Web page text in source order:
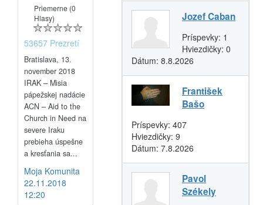
Priemerne (0
Hlasy)
53657 Prezretí
Bratislava, 13.
november 2018
IRAK – Misia
pápežskej nadácie
ACN – Aid to the
Church in Need na
severe Iraku
prebieha úspešne
a kresťania sa...
Moja Komunita
22.11.2018
12:20
Jozef Caban
Príspevky: 1
Hviezdičky: 0
Dátum: 8.8.2026
František
Bašo
Príspevky: 407
Hviezdičky: 9
Dátum: 7.8.2026
Pavol
Székely